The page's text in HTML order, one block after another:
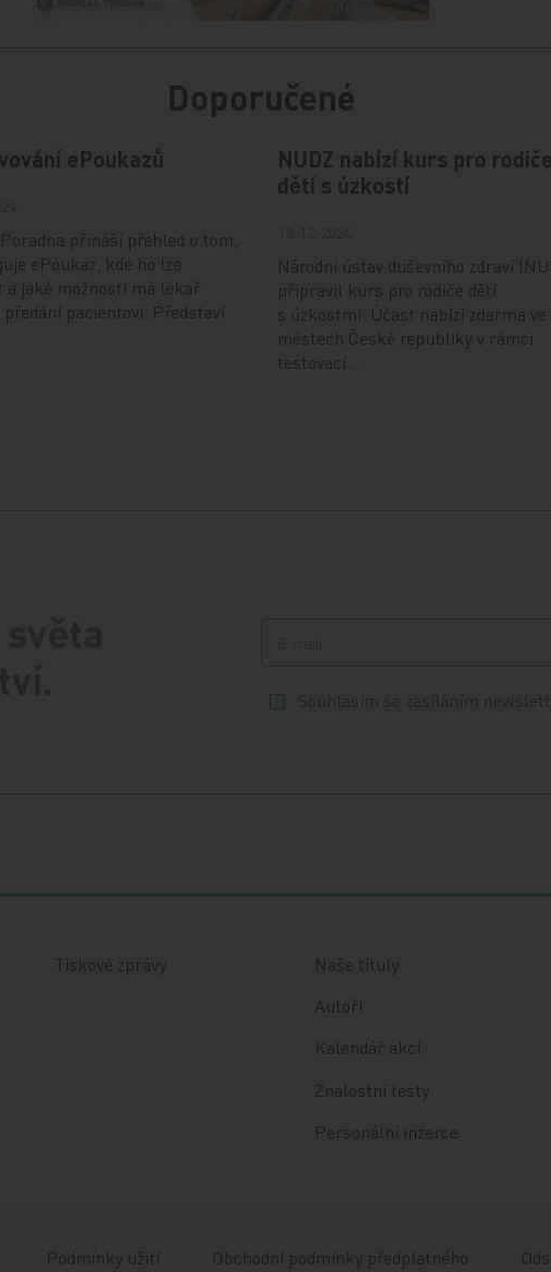
Doporučené
ePoukazů
přináší přehled o tom,
ePoukaz, kde ho lze
a jaké možnosti má lékař
pacientovi. Představí
NUDZ nabízí kurs pro rodiče
dětí s úzkostí
Národní ústav duševního zdraví
připravil kurs pro rodiče dětí
s úzkostmi. Účast nabízí zdarma ve
městech České republiky v rámci
testovací…
Tiskové zprávy
Naše tituly
Autoři
Kalendář akcí
Znalostní testy
Personální inzerce
Podmínky užití Obchodní podmínky předplatného